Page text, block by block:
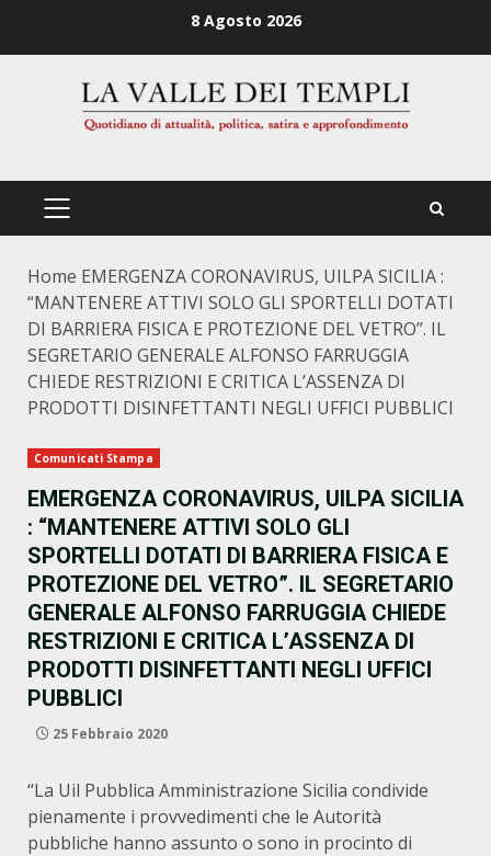
8 Agosto 2026
PRIMÄRES
Home EMERGENZA CORONAVIRUS, UILPA SICILIA :
“MANTENERE ATTIVI SOLO GLI SPORTELLI DOTATI
DI BARRIERA FISICA E PROTEZIONE DEL VETRO”. IL
SEGRETARIO GENERALE ALFONSO FARRUGGIA
CHIEDE RESTRIZIONI E CRITICA L’ASSENZA DI
PRODOTTI DISINFETTANTI NEGLI UFFICI PUBBLICI
Comunicati Stampa
EMERGENZA CORONAVIRUS, UILPA SICILIA
: “MANTENERE ATTIVI SOLO GLI
SPORTELLI DOTATI DI BARRIERA FISICA E
PROTEZIONE DEL VETRO”. IL SEGRETARIO
GENERALE ALFONSO FARRUGGIA CHIEDE
RESTRIZIONI E CRITICA L’ASSENZA DI
PRODOTTI DISINFETTANTI NEGLI UFFICI
PUBBLICI
25 Febbraio 2020
“La Uil Pubblica Amministrazione Sicilia condivide
pienamente i provvedimenti che le Autorità
pubbliche hanno assunto o sono in procinto di